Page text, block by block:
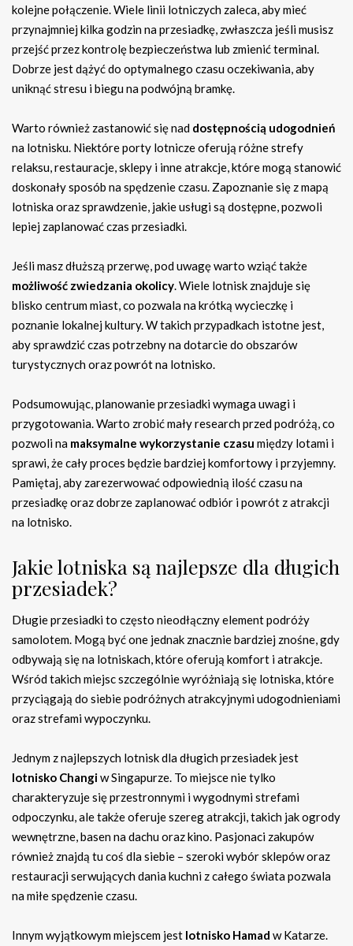
kolejne połączenie. Wiele linii lotniczych zaleca, aby mieć
przynajmniej kilka godzin na przesiadkę, zwłaszcza jeśli musisz
przejść przez kontrolę bezpieczeństwa lub zmienić terminal.
Dobrze jest dążyć do optymalnego czasu oczekiwania, aby
uniknąć stresu i biegu na podwójną bramkę.
Warto również zastanowić się nad dostępnością udogodnień
na lotnisku. Niektóre porty lotnicze oferują różne strefy
relaksu, restauracje, sklepy i inne atrakcje, które mogą stanowić
doskonały sposób na spędzenie czasu. Zapoznanie się z mapą
lotniska oraz sprawdzenie, jakie usługi są dostępne, pozwoli
lepiej zaplanować czas przesiadki.
Jeśli masz dłuższą przerwę, pod uwagę warto wziąć także
możliwość zwiedzania okolicy . Wiele lotnisk znajduje się
blisko centrum miast, co pozwala na krótką wycieczkę i
poznanie lokalnej kultury. W takich przypadkach istotne jest,
aby sprawdzić czas potrzebny na dotarcie do obszarów
turystycznych oraz powrót na lotnisko.
Podsumowując, planowanie przesiadki wymaga uwagi i
przygotowania. Warto zrobić mały research przed podróżą, co
pozwoli na maksymalne wykorzystanie czasu między lotami i
sprawi, że cały proces będzie bardziej komfortowy i przyjemny.
Pamiętaj, aby zarezerwować odpowiednią ilość czasu na
przesiadkę oraz dobrze zaplanować odbiór i powrót z atrakcji
na lotnisko.
Jakie lotniska są najlepsze dla długich
przesiadek?
Długie przesiadki to często nieodłączny element podróży
samolotem. Mogą być one jednak znacznie bardziej znośne, gdy
odbywają się na lotniskach, które oferują komfort i atrakcje.
Wśród takich miejsc szczególnie wyróżniają się lotniska, które
przyciągają do siebie podróżnych atrakcyjnymi udogodnieniami
oraz strefami wypoczynku.
Jednym z najlepszych lotnisk dla długich przesiadek jest
lotnisko Changiw Singapurze. To miejsce nie tylko
charakteryzuje się przestronnymi i wygodnymi strefami
odpoczynku, ale także oferuje szereg atrakcji, takich jak ogrody
wewnętrzne, basen na dachu oraz kino. Pasjonaci zakupów
również znajdą tu coś dla siebie – szeroki wybór sklepów oraz
restauracji serwujących dania kuchni z całego świata pozwala
na miłe spędzenie czasu.
Innym wyjątkowym miejscem jest lotnisko Hamad w Katarze.